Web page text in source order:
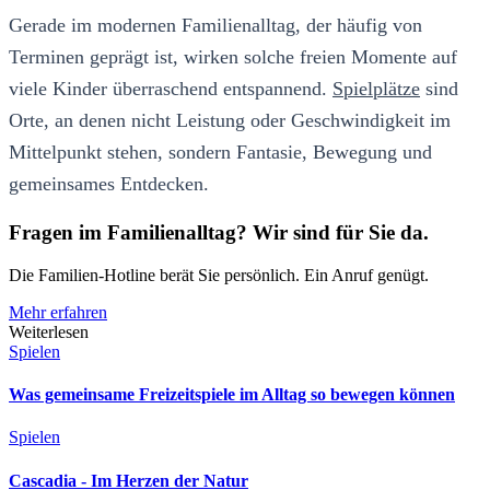
Gerade im modernen Familienalltag, der häufig von
Terminen geprägt ist, wirken solche freien Momente auf
viele Kinder überraschend entspannend. Spielplätze sind
Orte, an denen nicht Leistung oder Geschwindigkeit im
Mittelpunkt stehen, sondern Fantasie, Bewegung und
gemeinsames Entdecken.
Fragen im Familienalltag? Wir sind für Sie da.
Die Familien-Hotline berät Sie persönlich. Ein Anruf genügt.
Mehr erfahren
Weiterlesen
Spielen
Was gemeinsame Freizeitspiele im Alltag so bewegen können
Spielen
Cascadia - Im Herzen der Natur